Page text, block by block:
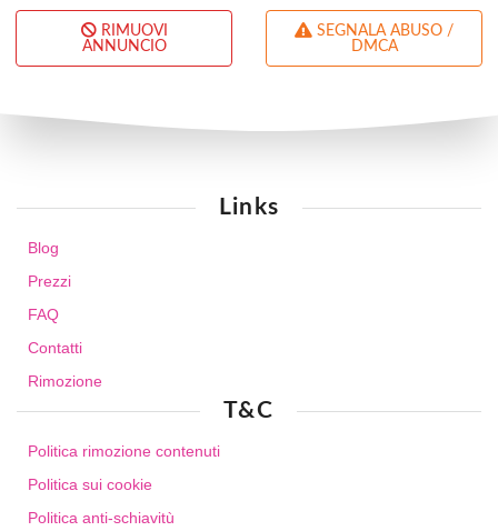
RIMUOVI
ANNUNCIO
DMCA
Links
Blog
Prezzi
FAQ
Contatti
Rimozione
T&C
Politica rimozione contenuti
Politica sui cookie
Politica anti-schiavitù